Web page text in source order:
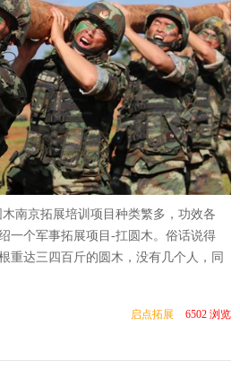
南京拓展培训项目种类繁多，功效各
一个军事拓展项目-扛圆木。俗话说得
重达三四百斤的圆木，没有几个人，同
启点拓展 6502 浏览